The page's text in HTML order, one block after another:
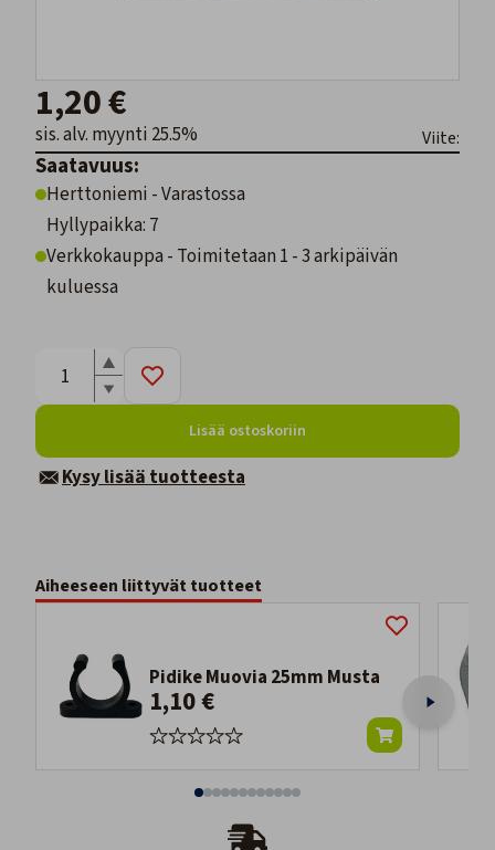
1,20 €
sis. alv. myynti 25.5% Viite:
Saatavuus:
Herttoniemi - Varastossa
Hyllypaikka: 7
Verkkokauppa - Toimitetaan 1 - 3 arkipäivän
kuluessa
Lisää ostoskoriin
Kysy lisää tuotteesta
Aiheeseen liittyvät tuotteet
Pidike Muovia 25mm Musta
1,10 €